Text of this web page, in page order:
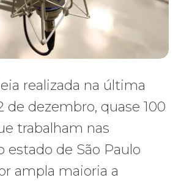
realizada na última
de dezembro, quase 100
trabalham nas
estado de São Paulo
ampla maioria a